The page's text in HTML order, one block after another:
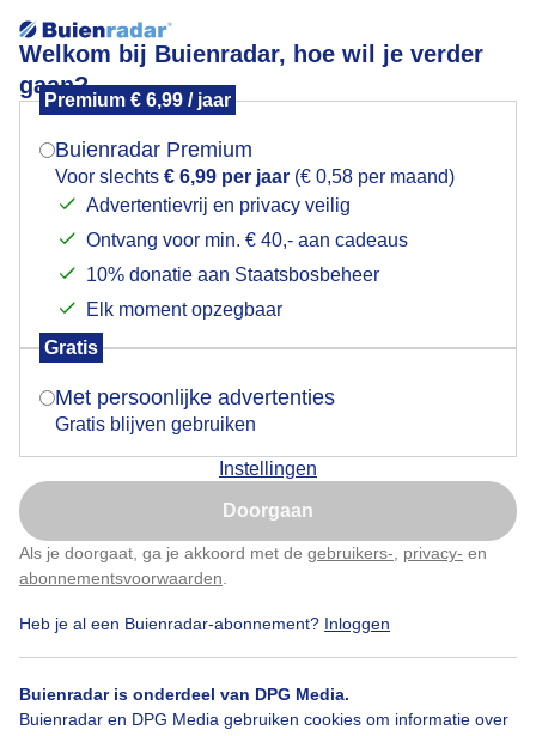
Welkom bij Buienradar, hoe wil je verder
gaan?
Premium € 6,99 / jaar
Buienradar Premium
Voor slechts € 6,99 per jaar (€ 0,58 per maand)
Advertentievrij en privacy veilig
Ontvang voor min. € 40,- aan cadeaus
10% donatie aan Staatsbosbeheer
Elk moment opzegbaar
Gratis
Met persoonlijke advertenties
Gratis blijven gebruiken
Instellingen
Doorgaan
Als je doorgaat, ga je akkoord met de gebruikers- privacy- en
abonnementsvoorwaarden
Heb je al een Buienradar-abonnement? Inloggen
Buienradar is onderdeel van DPG Media.
Buienradar en DPG Media gebruiken cookies om informatie over
Buien vanavond
Buien
Mogen we je locatie gebruiken voor het
Indien je hier nog geen akkoord op hebt gegeven,
verschijnt er zo een pop-up uit je browser waarin
Is goed, toon de popup
Nu niet, misschien later
Klik hierom dit aan te passen